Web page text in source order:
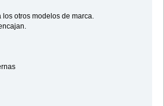
otros modelos de marca.